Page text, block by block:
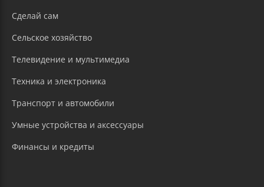
Сделай сам
Сельское хозяйство
Телевидение и мультимедиа
Техника и электроника
Транспорт и автомобили
Умные устройства и аксессуары
Финансы и кредиты